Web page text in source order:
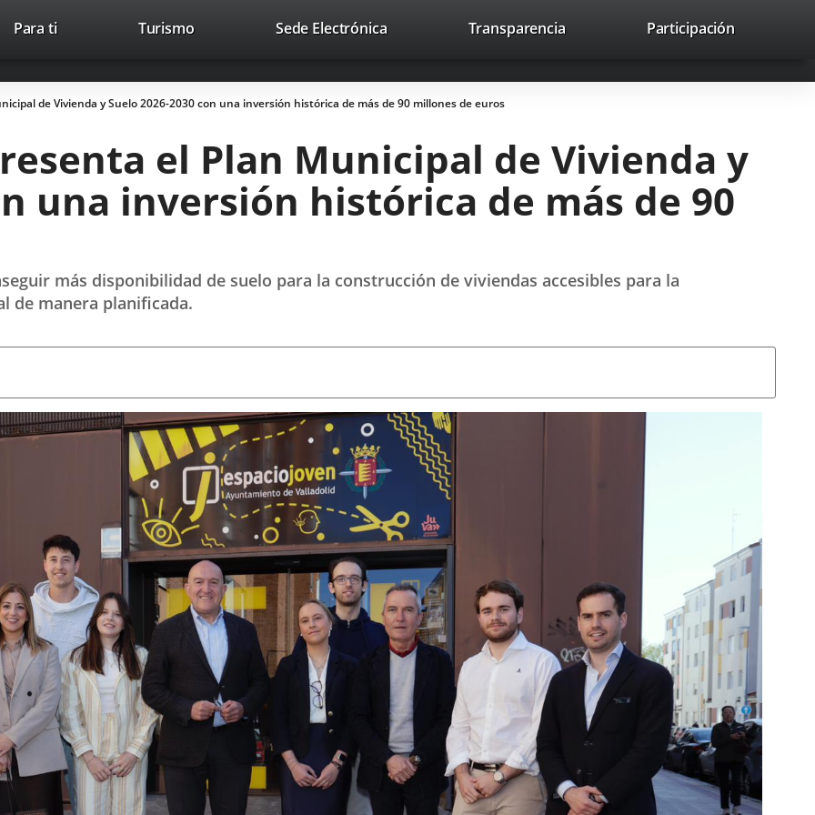
Trabaja con nosotros Contacto avaHeaderSocial
Link
external
application.
Link
external
application.
Link
external
Search
Para ti TurismoThis
open
in
pop-
up
window.
Sede ElectrónicaLink
application.
Transparencia Participación
de Vivienda y Suelo 2026-2030 con una inversión histórica de más de 90 millones de euros
el Plan Municipal de Vivienda y
una inversión histórica de más de 90
más disponibilidad de suelo para la construcción de viviendas accesibles para la
de manera planificada.